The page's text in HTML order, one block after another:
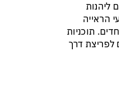
ליהנות
הראייה
תוכניות
לפריצת דרך